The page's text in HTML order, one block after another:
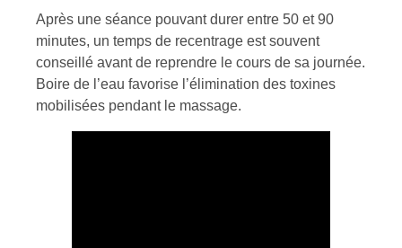
Après une séance pouvant durer entre 50 et 90
minutes, un temps de recentrage est souvent
conseillé avant de reprendre le cours de sa journée.
Boire de l’eau favorise l’élimination des toxines
mobilisées pendant le massage.